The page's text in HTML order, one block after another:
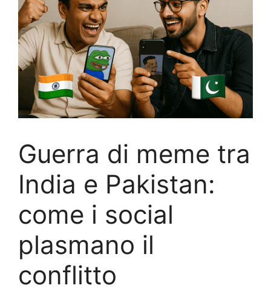
Guerra di meme tra
India e Pakistan:
come i social
plasmano il
conflitto